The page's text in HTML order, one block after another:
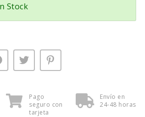
Stock
Pago
seguro con
tarjeta
Envío en
24-48 horas